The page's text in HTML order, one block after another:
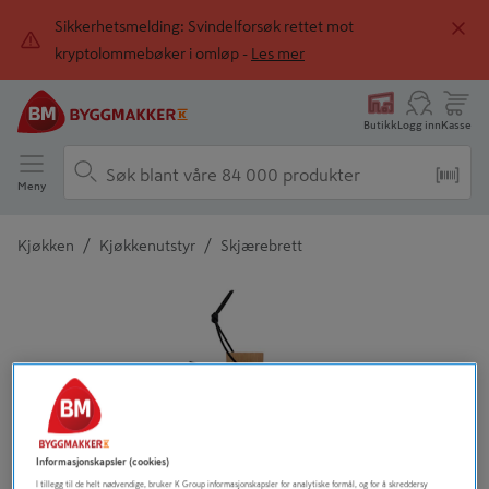
Sikkerhetsmelding: Svindelforsøk rettet mot
kryptolommebøker i omløp -
Les mer
ButikkLogg innKasse
Meny
Kjøkken / Kjøkkenutstyr / Skjærebrett
Detaljert beskrivelse finnes i produktbeskrivelsen
Informasjonskapsler (cookies)
I tillegg til de helt nødvendige, bruker K Group informasjonskapsler for analytiske formål, og for å skreddersy